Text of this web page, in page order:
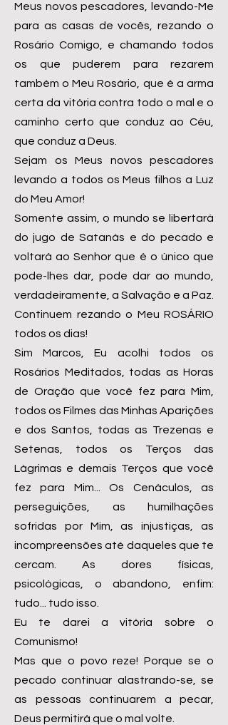
Meus novos pescadores, levando-Me
para as casas de vocês, rezando o
Rosário Comigo, e chamando todos
os que puderem para rezarem
também o Meu Rosário, que é a arma
certa da vitória contra todo o mal e o
caminho certo que conduz ao Céu,
que conduz a Deus.
Sejam os Meus novos pescadores
levando a todos os Meus filhos a Luz
do Meu Amor!
Somente assim, o mundo se libertará
do jugo de Satanás e do pecado e
voltará ao Senhor que é o único que
pode-lhes dar, pode dar ao mundo,
verdadeiramente, a Salvação e a Paz.
Continuem rezando o Meu ROSÁRIO
todos os dias!
Sim Marcos, Eu acolhi todos os
Rosários Meditados, todas as Horas
de Oração que você fez para Mim,
todos os Filmes das Minhas Aparições
e dos Santos, todas as Trezenas e
Setenas, todos os Terços das
Lágrimas e demais Terços que você
fez para Mim... Os Cenáculos, as
perseguições, as humilhações
sofridas por Mim, as injustiças, as
incompreensões até daqueles que te
cercam. As dores físicas,
psicológicas, o abandono, enfim:
tudo... tudo isso.
Eu te darei a vitória sobre o
Comunismo!
Mas que o povo reze! Porque se o
pecado continuar alastrando-se, se
as pessoas continuarem a pecar,
Deus permitirá que o mal volte.